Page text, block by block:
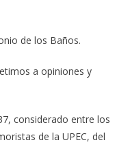
de los Baños.
a opiniones y
considerado entre los
de la UPEC, del